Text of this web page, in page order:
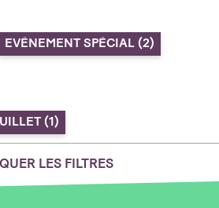
EVÉNEMENT SPÉCIAL (2)
(1)
LES FILTRES